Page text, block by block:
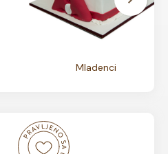
Mladenci